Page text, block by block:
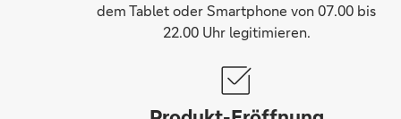
dem Tablet oder Smartphone von 07.00 bis
22.00 Uhr legitimieren.